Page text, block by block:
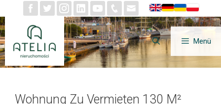
Inhalt
springen
Menü
Wohnung Zu Vermieten 130 M²